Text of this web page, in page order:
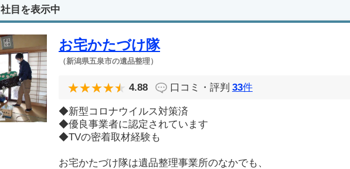
社目を表示中
お宅かたづけ隊
（新潟県五泉市の遺品整理）
4.88 口コミ・評判 33件
◆新型コロナウイルス対策済
◆優良事業者に認定されています
◆TVの密着取材経験も
お宅かたづけ隊は遺品整理事業所のなかでも、